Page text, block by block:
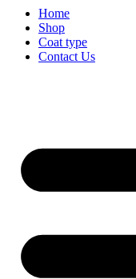
Home
Shop
Coat type
Contact Us